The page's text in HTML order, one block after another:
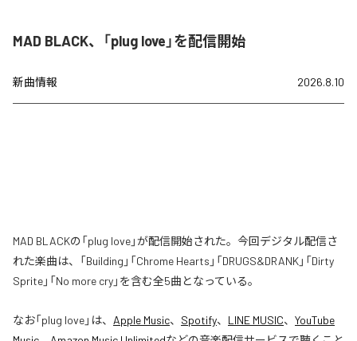
MAD BLACK、「plug love」を配信開始
新曲情報 2026.8.10
MAD BLACKの「plug love」が配信開始された。今回デジタル配信さ
れた楽曲は、「Building」「Chrome Hearts」「DRUGS&DRANK」「Dirty
Sprite」「No more cry」を含む全5曲となっている。
なお「plug love」は、 Apple Music、 Spotify、 LINE MUSIC、 YouTube